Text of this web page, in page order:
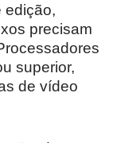
edição,
precisam
superior,
de vídeo